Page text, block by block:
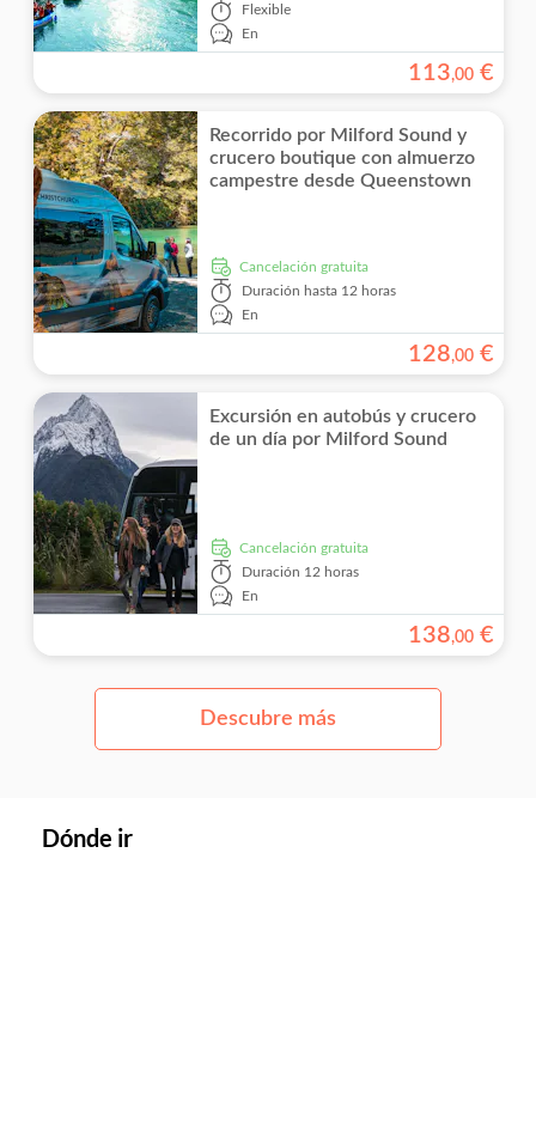
Flexible
En
113,00 €
Recorrido por Milford Sound y
crucero boutique con almuerzo
campestre desde Queenstown
cancelación gratuita
Duración hasta 12 horas
En
128,00 €
Excursión en autobús y crucero
de un día por Milford Sound
cancelación gratuita
Duración 12 horas
En
138,00 €
Descubre más
Dónde ir